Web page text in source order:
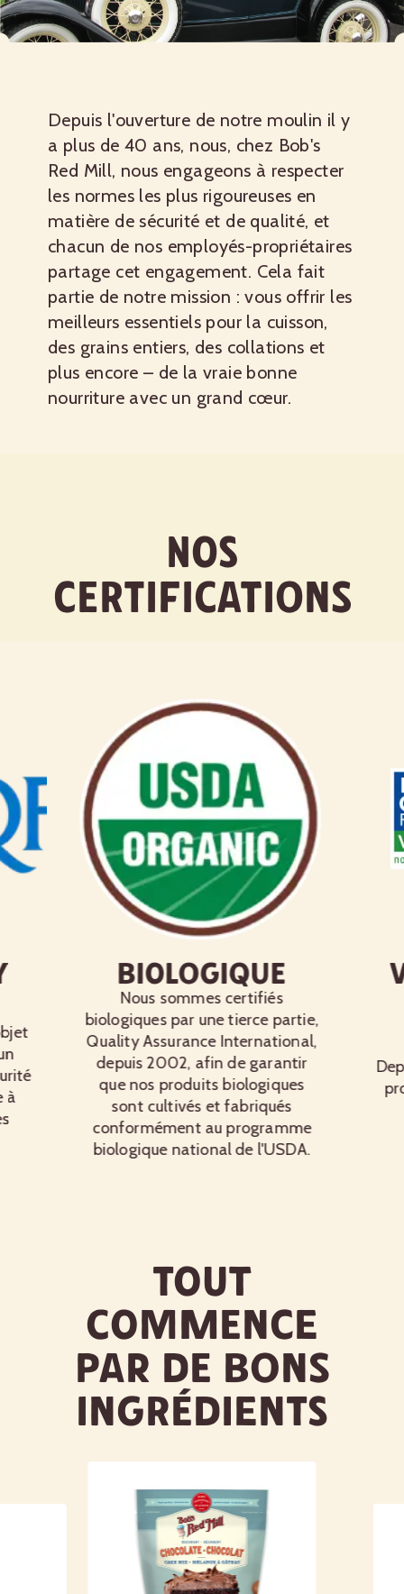
Depuis l'ouverture de notre moulin il y
a plus de 40 ans, nous, chez Bob's
Red Mill, nous engageons à respecter
les normes les plus rigoureuses en
matière de sécurité et de qualité, et
chacun de nos employés-propriétaires
partage cet engagement. Cela fait
partie de notre mission : vous offrir les
meilleurs essentiels pour la cuisson,
des grains entiers, des collations et
plus encore – de la vraie bonne
nourriture avec un grand cœur.
NOS
CERTIFICATIONS
Biologique
Nous sommes certifiés
biologiques par une tierce partie,
Quality Assurance International,
depuis 2002, afin de garantir
que nos produits biologiques
sont cultivés et fabriqués
conformément au programme
biologique national de l'USDA.
à
Tout
commence
par de bons
ingrédients